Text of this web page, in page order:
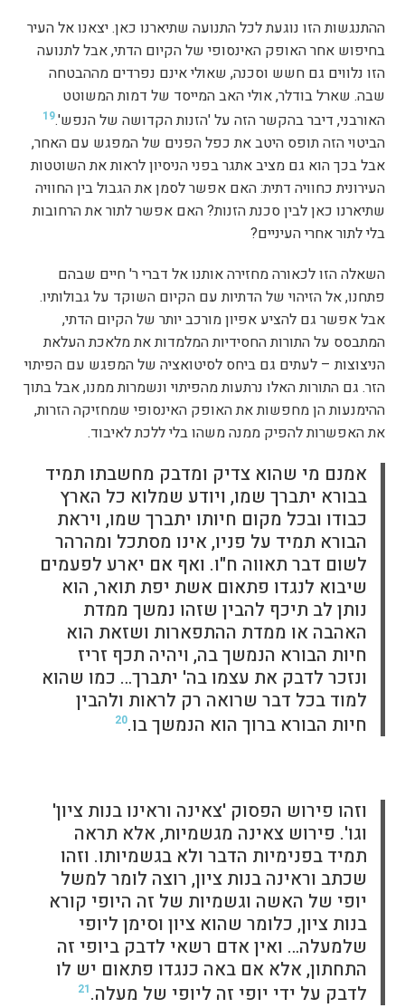
ההתנגשות הזו נוגעת לכל התנועה שתיארנו כאן. יצאנו אל העיר
בחיפוש אחר האופק האינסופי של הקיום הדתי, אבל לתנועה
הזו נלווים גם חשש וסכנה, שאולי אינם נפרדים מההבטחה
שבה. שארל בודלר, אולי האב המייסד של דמות המשוטט
האורבני, דיבר בהקשר הזה על 'הזנות הקדושה של הנפש'.19
הביטוי הזה תופס היטב את כפל הפנים של המפגש עם האחר,
אבל בכך הוא גם מציב אתגר בפני הניסיון לראות את השוטטות
העירונית כחוויה דתית: האם אפשר לסמן את הגבול בין החוויה
שתיארנו כאן לבין סכנת הזנות? האם אפשר לתור את הרחובות
בלי לתור אחרי העיניים?
השאלה הזו לכאורה מחזירה אותנו אל דברי ר' חיים שבהם
פתחנו, אל הזיהוי של הדתיות עם הקיום השוקד על גבולותיו.
אבל אפשר גם להציע אפיון מורכב יותר של הקיום הדתי,
המתבסס על התורות החסידיות המלמדות את מלאכת העלאת
הניצוצות – לעתים גם ביחס לסיטואציה של המפגש עם הפיתוי
הזר. גם התורות האלו נרתעות מהפיתוי ונשמרות ממנו, אבל בתוך
ההימנעות הן מחפשות את האופק האינסופי שמחזיקה הזרות,
את האפשרות להפיק ממנה משהו בלי ללכת לאיבוד.
אמנם מי שהוא צדיק ומדבק מחשבתו תמיד
בבורא יתברך שמו, ויודע שמלוא כל הארץ
כבודו ובכל מקום חיותו יתברך שמו, ויראת
הבורא תמיד על פניו, אינו מסתכל ומהרהר
לשום דבר תאווה ח"ו. ואף אם יארע לפעמים
שיבוא לנגדו פתאום אשת יפת תואר, הוא
נותן לב תיכף להבין שזהו נמשך ממדת
האהבה או ממדת ההתפארות ושזאת הוא
חיות הבורא הנמשך בה, ויהיה תכף זריז
ונזכר לדבק את עצמו בה' יתברך… כמו שהוא
למוד בכל דבר שרואה רק לראות ולהבין
חיות הבורא ברוך הוא הנמשך בו.20
וזהו פירוש הפסוק 'צאינה וראינו בנות ציון'
וגו'. פירוש צאינה מגשמיות, אלא תראה
תמיד בפנימיות הדבר ולא בגשמיותו. וזהו
שכתב וראינה בנות ציון, רוצה לומר למשל
יופי של האשה וגשמיות של זה היופי קורא
בנות ציון, כלומר שהוא ציון וסימן ליופי
שלמעלה… ואין אדם רשאי לדבק ביופי זה
התחתון, אלא אם באה כנגדו פתאום יש לו
לדבק על ידי יופי זה ליופי של מעלה.21